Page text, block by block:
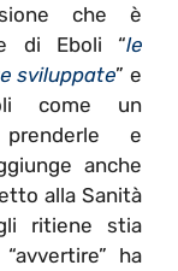
che è
di Eboli “le
sviluppate” e
come un
e
anche
alla Sanità
ritiene stia
ha